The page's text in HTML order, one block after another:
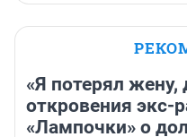
«Я потерял жену,
откровения экс-
«Лампочки» о